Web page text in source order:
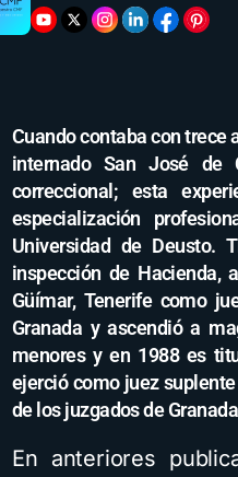
Cuando contaba con trece
internado San José de
correccional; esta
especialización
Universidad de Deusto.
inspección de Hacienda,
Güímar, Tenerife como
Granada y ascendió a
menores y en 1988 es
ejerció como juez
de los juzgados de
En anteriores